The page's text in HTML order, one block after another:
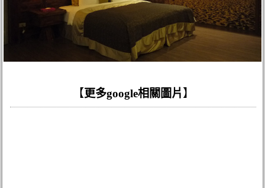
【更多google相關圖片 】